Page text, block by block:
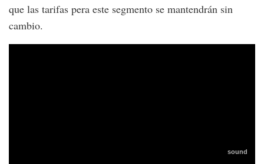
que las tarifas pera este segmento se mantendrán sin
cambio.